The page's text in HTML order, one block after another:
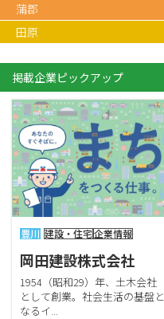
蒲郡
田原
掲載企業ピックアップ
豊川 建設・住宅企業情報
岡田建設株式会社
1954（昭和29）年、土木会社
として創業。社会生活の基盤と
なるイ...